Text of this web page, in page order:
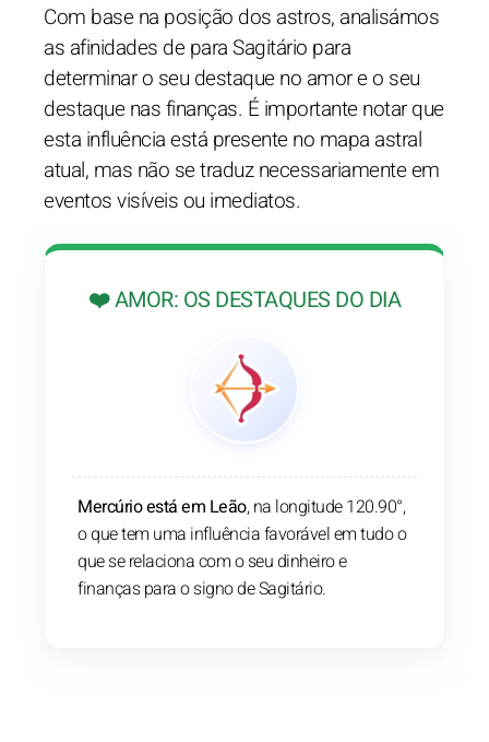
Com base na posição dos astros, analisámos
as afinidades de para Sagitário para
determinar o seu destaque no amor e o seu
destaque nas finanças. É importante notar que
esta influência está presente no mapa astral
atual, mas não se traduz necessariamente em
eventos visíveis ou imediatos.
❤️ AMOR: OS DESTAQUES DO DIA
Mercúrio está em Leão, na longitude 120.90°,
o que tem uma influência favorável em tudo o
que se relaciona com o seu dinheiro e
finanças para o signo de Sagitário.